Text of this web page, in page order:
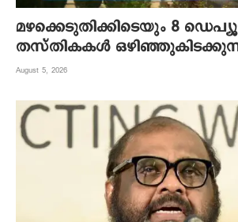
മഴക്കെടുതിക്കിടെയും 8
തസ്തികകൾ
August 5, 2026